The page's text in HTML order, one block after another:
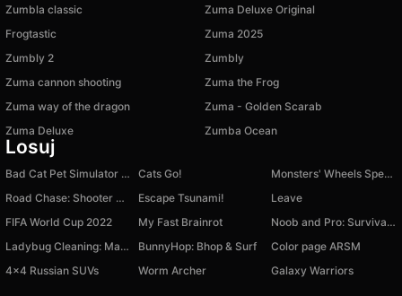
Zumbla classic
Zuma Deluxe Original
Frogtastic
Zuma 2025
Zumbly 2
Zumbly
Zuma cannon shooting
Zuma the Frog
Zuma way of the dragon
Zuma - Golden Scarab
Zuma Deluxe
Zumba Ocean
Losuj
Bad Cat Pet Simulator 3D Cats Go!
Monsters' Wheels Special
Road Chase: Shooter Realistic Guns
Escape Tsunami!
Leave
FIFA World Cup 2022
My Fast Brainrot
Noob and Pro: Survival Together
Ladybug Cleaning: Marinette Room
BunnyHop: Bhop & Surf
Color page ARSM
4x4 Russian SUVs
Worm Archer Galaxy Warriors